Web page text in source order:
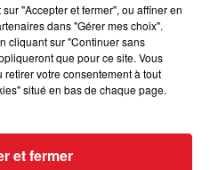
HOMICIDE
APRÈS LA...
le logement servait
"Accepter et fermer", ou affiner en
dans "Gérer mes choix".
cliquant sur "Continuer sans
que pour ce site. Vous
votre consentement à tout
situé en bas de chaque page.
et fermer